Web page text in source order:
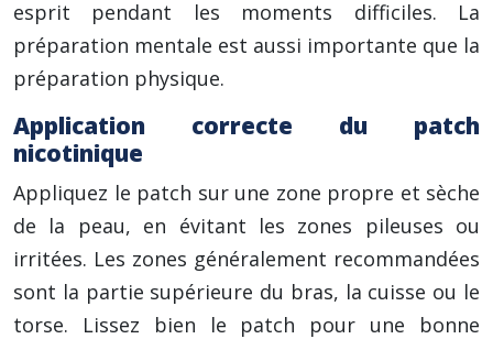
esprit pendant les moments difficiles. La
préparation mentale est aussi importante que la
préparation physique.
Application correcte du patch
nicotinique
Appliquez le patch sur une zone propre et sèche
de la peau, en évitant les zones pileuses ou
irritées. Les zones généralement recommandées
sont la partie supérieure du bras, la cuisse ou le
torse. Lissez bien le patch pour une bonne